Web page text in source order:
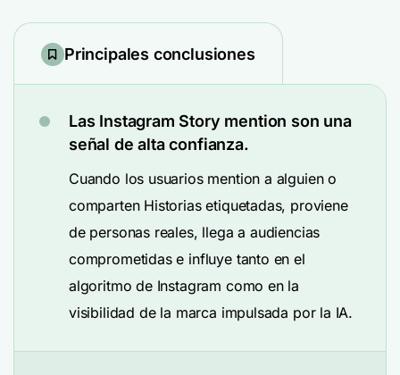
Principales conclusiones
Las Instagram Story mention son una
señal de alta confianza.
Cuando los usuarios mention a alguien o
comparten Historias etiquetadas, proviene
de personas reales, llega a audiencias
comprometidas e influye tanto en el
algoritmo de Instagram como en la
visibilidad de la marca impulsada por la IA.